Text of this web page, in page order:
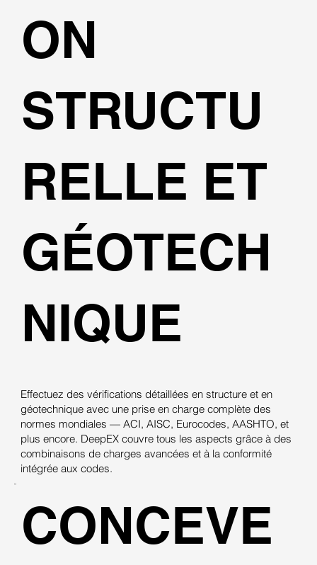
Effectuez des vérifications détaillées en structure et en
géotechnique avec une prise en charge complète des
normes mondiales — ACI, AISC, Eurocodes, AASHTO, et
plus encore. DeepEX couvre tous les aspects grâce à des
combinaisons de charges avancées et à la conformité
intégrée aux codes.
ON
STRUCTU
RELLE ET
GÉOTECH
NIQUE
CONCEVE